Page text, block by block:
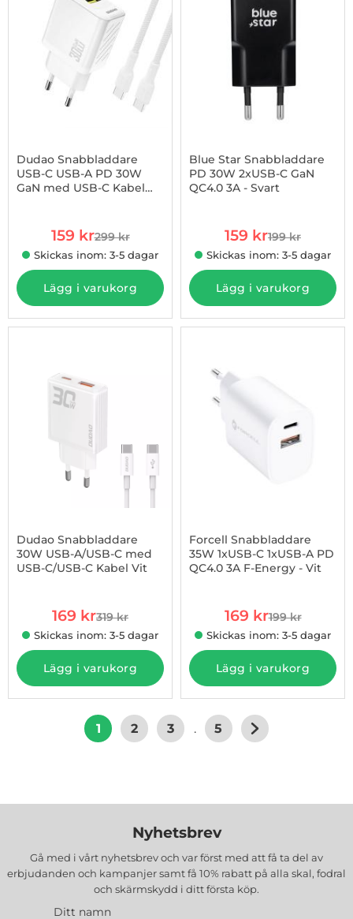
Dudao Snabbladdare
USB-C USB-A PD 30W
GaN med USB-C Kabel
rea pris
159 krtidigare pris
299 kr
Skickas inom: 3-5 dagar
Lägg i varukorg
Blue Star Snabbladdare
PD 30W 2xUSB-C GaN
QC4.0 3A - Svart
rea pris
159 krtidigare pris
199 kr
Skickas inom: 3-5 dagar
Lägg i varukorg
Dudao Snabbladdare
30W USB-A/USB-C med
USB-C/USB-C Kabel Vit
rea pris
169 krtidigare pris
319 kr
Skickas inom: 3-5 dagar
Lägg i varukorg
Forcell Snabbladdare
35W 1xUSB-C 1xUSB-A PD
QC4.0 3A F-Energy - Vit
rea pris
169 krtidigare pris
199 kr
Skickas inom: 3-5 dagar
Lägg i varukorg
1 2 3 . 5
Nyhetsbrev
Gå med i vårt nyhetsbrev och var först med att få ta del av
erbjudanden och kampanjer samt få 10% rabatt på alla skal, fodral
och skärmskydd i ditt första köp.
Ditt namn